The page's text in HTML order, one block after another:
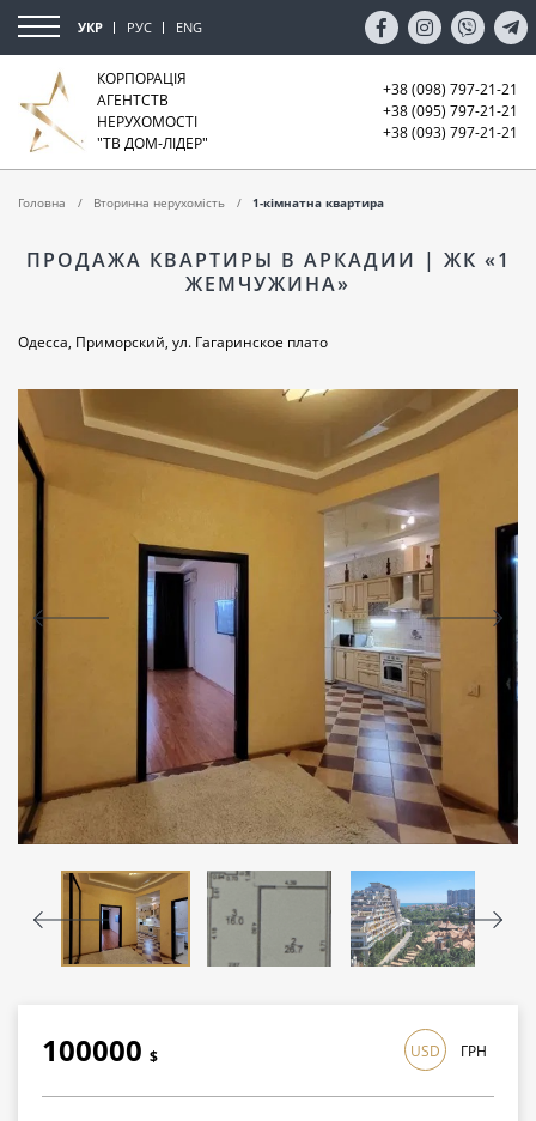
УКР РУС ENG
КОРПОРАЦІЯ
АГЕНТСТВ
НЕРУХОМОСТІ
"ТВ ДОМ-ЛІДЕР"
+38 (098) 797-21-21
+38 (095) 797-21-21
+38 (093) 797-21-21
Головна Вторинна нерухомість 1-кімнатна квартира
ПРОДАЖА КВАРТИРЫ В АРКАДИИ | ЖК «1
ЖЕМЧУЖИНА»
Одесса, Приморский, ул. Гагаринское плато
100000 $
2900000грн
USD ГРН